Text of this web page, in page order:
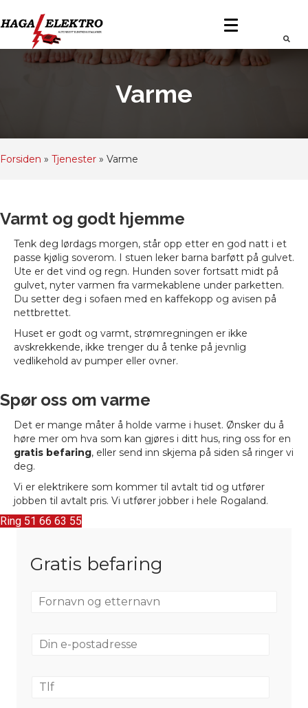
Varme
Forsiden » Tjenester » Varme
Varmt og godt hjemme
Tenk deg lørdags morgen, står opp etter en god natt i et
passe kjølig soverom. I stuen leker barna barføtt på gulvet.
Ute er det vind og regn. Hunden sover fortsatt midt på
gulvet, nyter varmen fra varmekablene under parketten.
Du setter deg i sofaen med en kaffekopp og avisen på
nettbrettet.
Huset er godt og varmt, strømregningen er ikke
avskrekkende, ikke trenger du å tenke på jevnlig
vedlikehold av pumper eller ovner.
Spør oss om varme
Det er mange måter å holde varme i huset. Ønsker du å
høre mer om hva som kan gjøres i ditt hus, ring oss for en
gratis befaring, eller send inn skjema på siden så ringer vi
deg.
Vi er elektrikere som kommer til avtalt tid og utfører
jobben til avtalt pris. Vi utfører jobber i hele Rogaland.
Ring 51 66 63 55
Gratis befaring